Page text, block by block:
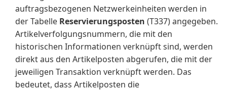
auftragsbezogenen Netzwerkeinheiten werden in
der Tabelle Reservierungsposten (T337) angegeben.
Artikelverfolgungsnummern, die mit den
historischen Informationen verknüpft sind, werden
direkt aus den Artikelposten abgerufen, die mit der
jeweiligen Transaktion verknüpft werden. Das
bedeutet, dass Artikelposten die